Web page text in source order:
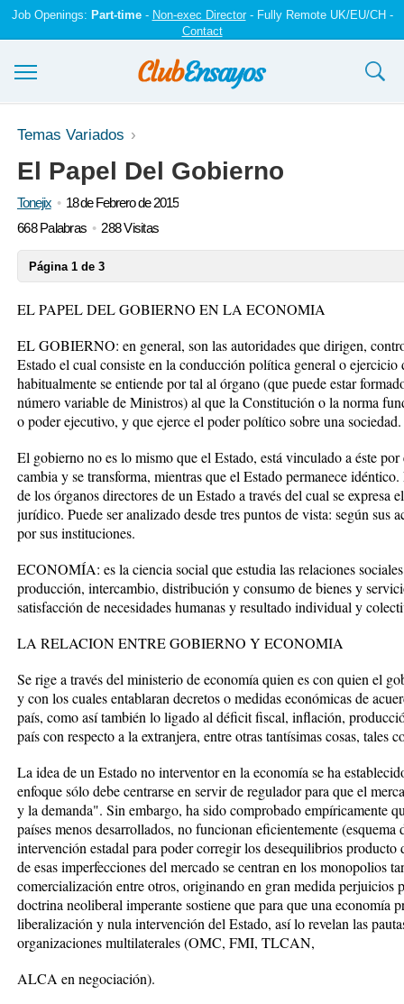
Job Openings: Part-time- Non-exec Director- Fully Remote UK/EU/CH -
Contact
Ensayos y trabajos
Registrarse
Iniciar sesión
Temas Variados
El Papel Del Gobierno
Tonejix
18 de Febrero de 2015
668 Palabras
288 Visitas
Página 1 de 3
EL PAPEL DEL GOBIERNO EN LA ECONOMIA
EL GOBIERNO: en general, son las autoridades que dirigen,
Estado el cual consiste en la conducción política general o
habitualmente se entiende por tal al órgano (que puede estar
número variable de Ministros) al que la Constitución o la norma
o poder ejecutivo, y que ejerce el poder político sobre una sociedad.
El gobierno no es lo mismo que el Estado, está vinculado a éste
cambia y se transforma, mientras que el Estado permanece
de los órganos directores de un Estado a través del cual se expresa
jurídico. Puede ser analizado desde tres puntos de vista: según sus
por sus instituciones.
ECONOMÍA: es la ciencia social que estudia las relaciones
producción, intercambio, distribución y consumo de bienes y
satisfacción de necesidades humanas y resultado individual y
LA RELACION ENTRE GOBIERNO Y ECONOMIA
Se rige a través del ministerio de economía quien es con quien el
y con los cuales entablaran decretos o medidas económicas de
país, como así también lo ligado al déficit fiscal, inflación,
país con respecto a la extranjera, entre otras tantísimas cosas, tales
La idea de un Estado no interventor en la economía se ha
enfoque sólo debe centrarse en servir de regulador para que el
y la demanda". Sin embargo, ha sido comprobado empíricamente
países menos desarrollados, no funcionan eficientemente
intervención estadal para poder corregir los desequilibrios
de esas imperfecciones del mercado se centran en los monopolios
comercialización entre otros, originando en gran medida perjuicios
doctrina neoliberal imperante sostiene que para que una economía
liberalización y nula intervención del Estado, así lo revelan las
organizaciones multilaterales (OMC, FMI, TLCAN,
ALCA en negociación).